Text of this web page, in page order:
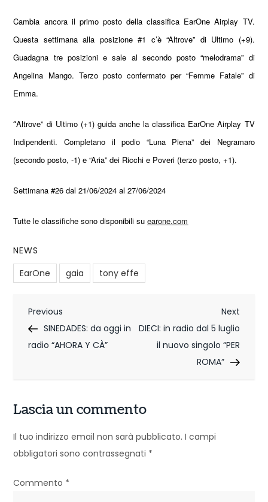
Cambia ancora il primo posto della classifica EarOne Airplay TV.
Questa settimana alla posizione #1 c’è “Altrove” di Ultimo (+9).
Guadagna tre posizioni e sale al secondo posto “melodrama” di
Angelina Mango. Terzo posto confermato per “Femme Fatale” di
Emma.
“Altrove” di Ultimo (+1) guida anche la classifica EarOne Airplay TV
Indipendenti. Completano il podio “Luna Piena” dei Negramaro
(secondo posto, -1) e “Aria” dei Ricchi e Poveri (terzo posto, +1).
Settimana #26 dal 21/06/2024 al27/06/2024
Tutte le classifiche sono disponibili suearone.com
NEWS
EarOne
gaia tony effe
N
a
g
a
z
i
Previous
Post
Previous
SINEDADES: da oggi in
radio “AHORA Y CÀ”
Next
Post
Next
DIECI: in radio dal 5 luglio
il nuovo singolo “PER
ROMA”
Lascia un commento
Il tuo indirizzo email non sarà pubblicato. I campi
obbligatori sono contrassegnati *
Commento *